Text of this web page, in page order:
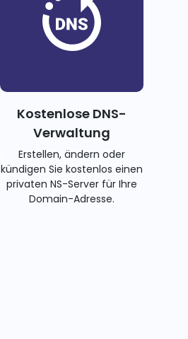
Kostenlose DNS-
Verwaltung
Erstellen, ändern oder
kündigen Sie kostenlos einen
privaten NS-Server für Ihre
Domain-Adresse.